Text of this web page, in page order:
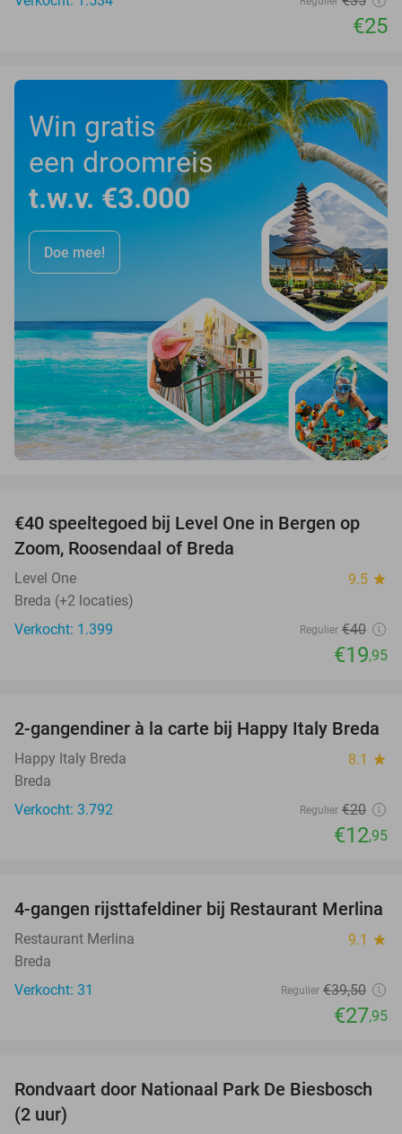
€25
Win gratis
een droomreis
t.w.v. €3.000
Doe mee!
50%
€40 speeltegoed bij Level One in Bergen op
Zoom, Roosendaal of Breda
Level One 9.5 star
Breda (+2 locaties)
Verkocht: 1.399
Regulier €40
€19,95
35%
2-gangendiner à la carte bij Happy Italy Breda
Happy Italy Breda 8.1 star
Breda
Verkocht: 3.792
Regulier €20
€12,95
29%
4-gangen rijsttafeldiner bij Restaurant Merlina
Restaurant Merlina 9.1 star
Breda
Verkocht: 31
Regulier €39,50
€27,95
21%
Rondvaart door Nationaal Park De Biesbosch
(2 uur)